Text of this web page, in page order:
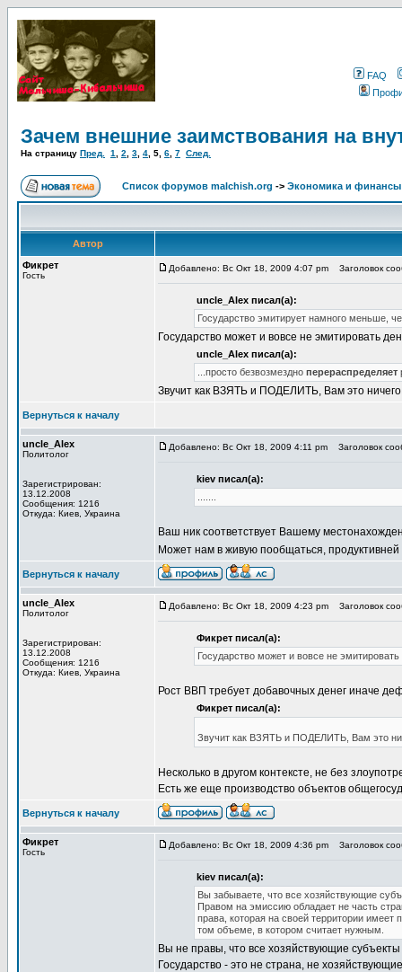
FAQ
Зачем внешние заимствования на
На страницу Пред. 1 2 3 4 5 6 7 След.
Список форумов malchish.org -> Экономика и финансы
Автор
Фикрет
Гость
Добавлено: Вс Окт 18, 2009 4:07 pm Заголовок
uncle_Alex писал(а):
Государство эмитирует намного меньше,
Государство может и вовсе не эмитировать
uncle_Alex писал(а):
...просто безвозмездно перераспределяет
Звучит как ВЗЯТЬ и ПОДЕЛИТЬ, Вам это
Вернуться к началу
uncle_Alex
Политолог
Зарегистрирован:
13.12.2008
Сообщения: 1216
Откуда: Киев, Украина
Добавлено: Вс Окт 18, 2009 4:11 pm Заголовок
kiev писал(а):
Ваш ник соответствует Вашему
Может нам в живую пообщаться,
Вернуться к началу
uncle_Alex
Политолог
Зарегистрирован:
13.12.2008
Сообщения: 1216
Откуда: Киев, Украина
Добавлено: Вс Окт 18, 2009 4:23 pm Заголовок
Фикрет писал(а):
Государство может и вовсе не
Рост ВВП требует добавочных денег иначе
Фикрет писал(а):
Звучит как ВЗЯТЬ и ПОДЕЛИТЬ, Вам это
Несколько в другом контексте, не без
Есть же еще производство объектов
Вернуться к началу
Фикрет
Гость
Добавлено: Вс Окт 18, 2009 4:36 pm Заголовок
kiev писал(а):
Вы забываете, что все хозяйствующие
Правом на эмиссию обладает не часть
права, которая на своей территории
том объеме, в котором считает нужным.
Вы не правы, что все хозяйствующие
Государство - это не страна, не